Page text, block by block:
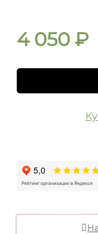
4 050 ₽